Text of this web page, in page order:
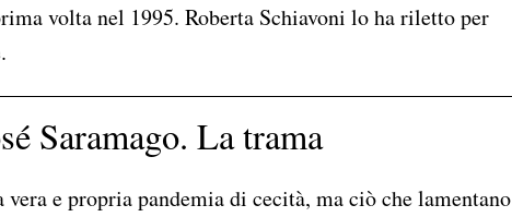
volta nel 1995. Roberta Schiavoni lo ha riletto per
Saramago. La trama
vera e propria pandemia di cecità, ma ciò che lamentano